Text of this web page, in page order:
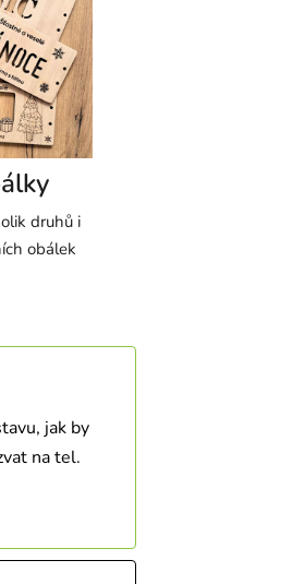
druhů i
obálek
jak by
na tel.